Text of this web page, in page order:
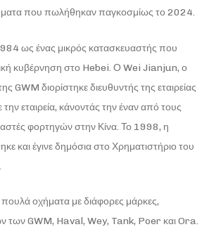
που πωλήθηκαν παγκοσμίως το 2024.
ως ένας μικρός κατασκευαστής που
κυβέρνηση στο Hebei. Ο Wei Jianjun, ο
GWM διορίστηκε διευθυντής της εταιρείας
εταιρεία, κάνοντάς την έναν από τους
φορτηγών στην Κίνα. Το 1998, η
και έγινε δημόσια στο Χρηματιστήριο του
πουλά οχήματα με διάφορες μάρκες,
των GWM, Haval, Wey, Tank, Poer και Ora.